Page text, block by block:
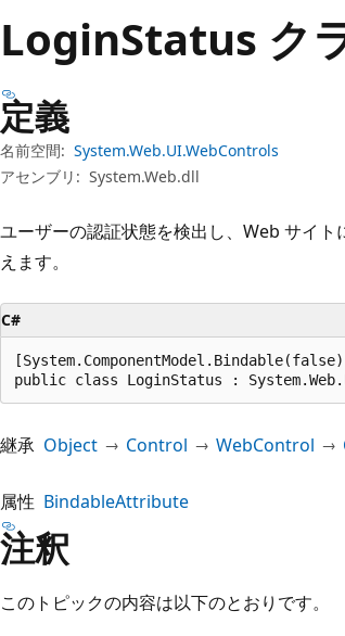
ッ
に
キ
ッ
プ
LoginStatus ク
定義
名前空間: System.Web.UI.WebControls
アセンブリ: System.Web.dll
ユーザーの認証状態を検出し、Web サイ
えます。
C#
public class LoginStatus :
継承 Object Control WebControl
属性 BindableAttribute
注釈
このトピックの内容は以下のとおりです。